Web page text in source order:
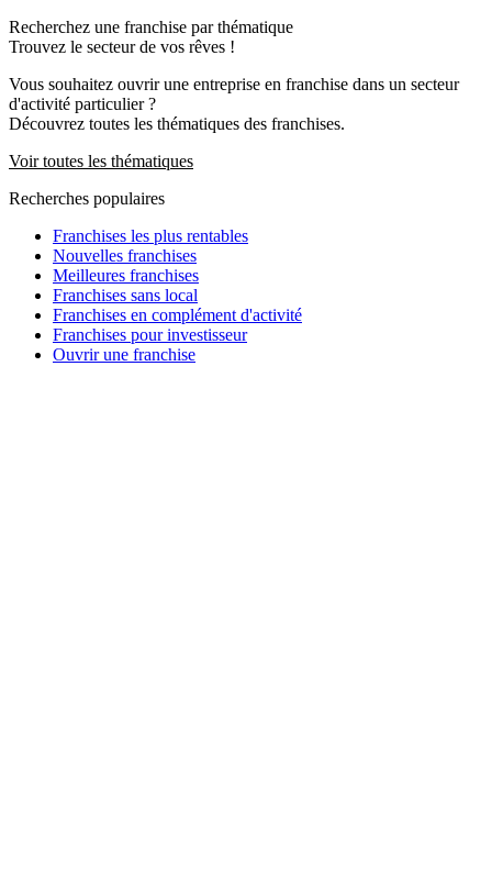
Recherchez une franchise par thématique
Trouvez le secteur de vos rêves !
Vous souhaitez ouvrir une entreprise en franchise dans un secteur
d'activité particulier ?
Découvrez toutes les thématiques des franchises.
Voir toutes les thématiques
Recherches populaires
Franchises les plus rentables
Nouvelles franchises
Meilleures franchises
Franchises sans local
Franchises en complément d'activité
Franchises pour investisseur
Ouvrir une franchise